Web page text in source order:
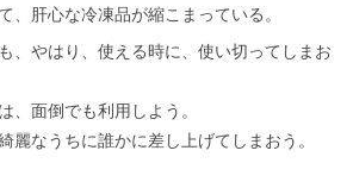
、肝心な冷凍品が縮こまっている。
、やはり、使える時に、使い切ってしまお
、面倒でも利用しよう。
麗なうちに誰かに差し上げてしまおう。